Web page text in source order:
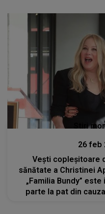
Stiri
26 feb
Vești copleșitoare
sănătate a Christinei
„Familia Bundy”
parte la pat din